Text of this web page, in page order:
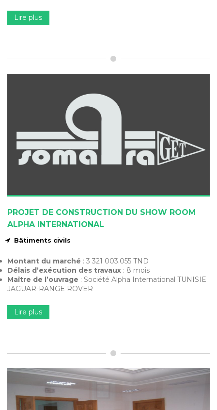
Lire plus
PROJET DE CONSTRUCTION DU SHOW ROOM
ALPHA INTERNATIONAL
Bâtiments civils
Montant du marché : 3 321 003.055 TND
Délais d’exécution des travaux : 8 mois
Maître de l’ouvrage : Société Alpha International TUNISIE
JAGUAR-RANGE ROVER
Lire plus